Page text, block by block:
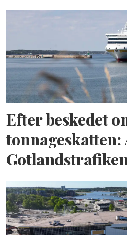
Efter beskedet
tonnageskatten: